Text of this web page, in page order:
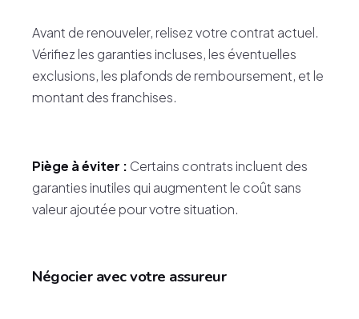
Avant de renouveler, relisez votre contrat actuel.
Vérifiez les garanties incluses, les éventuelles
exclusions, les plafonds de remboursement, et le
montant des franchises.
Piège à éviter : Certains contrats incluent des
garanties inutiles qui augmentent le coût sans
valeur ajoutée pour votre situation.
Négocier avec votre assureur